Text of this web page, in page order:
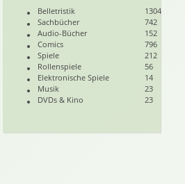
6730
Belletristik
1304
Sachbücher
742
Audio-Bücher
152
Comics
796
Spiele
212
Rollenspiele
56
Elektronische Spiele
14
Musik
23
DVDs & Kino
23